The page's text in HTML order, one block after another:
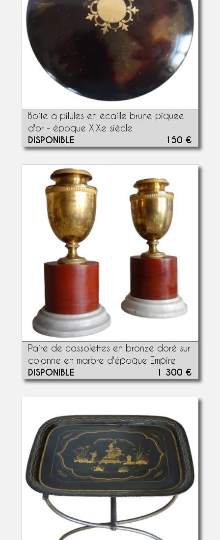
Boite à pilules en écaille brune piquée
d'or - époque XIXe siècle
DISPONIBLE 150 €
Paire de cassolettes en bronze doré sur
colonne en marbre d'époque Empire
DISPONIBLE 1 300 €